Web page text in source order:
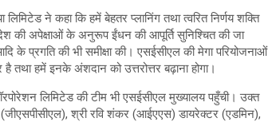
ने कहा कि हमें बेहतर प्लानिंग तथा त्वरित निर्णय शक्ति
की अपेक्षाओं के अनुरूप ईंधन की आपूर्ति सुनिश्चित की जा
के प्रगति की भी समीक्षा की। एसईसीएल की मेगा परियोजनाओं
तथा हमें इनके अंशदान को उत्तरोत्तर बढ़ाना होगा।
लिमिटेड की टीम भी एसईसीएल मुख्यालय पहुँची। उक्त
श्री रवि शंकर (आईएएस) डायरेक्टर (एडमिन),